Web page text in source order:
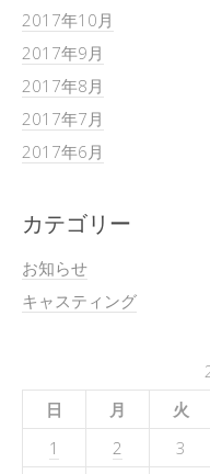
2017年10月
2017年9月
2017年8月
2017年7月
2017年6月
カテゴリー
お知らせ
キャスティング
日
月 火
1
2 3